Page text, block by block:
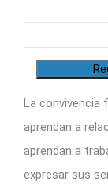
La convivencia
aprendan a
aprendan a
expresar sus